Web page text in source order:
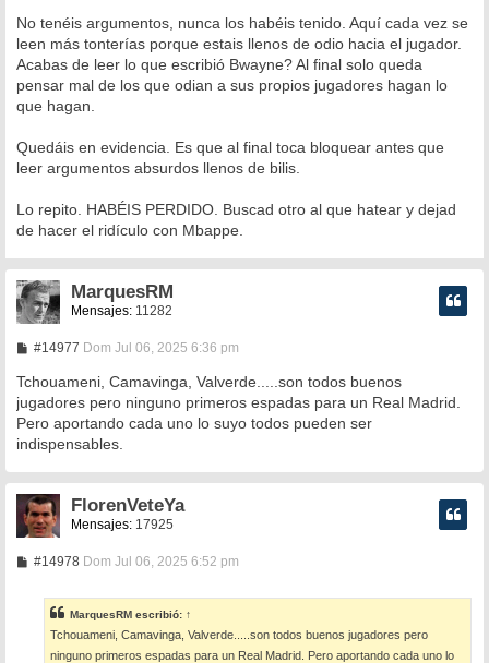
No tenéis argumentos, nunca los habéis tenido. Aquí cada vez se
leen más tonterías porque estais llenos de odio hacia el jugador.
Acabas de leer lo que escribió Bwayne? Al final solo queda
pensar mal de los que odian a sus propios jugadores hagan lo
que hagan.
Quedáis en evidencia. Es que al final toca bloquear antes que
leer argumentos absurdos llenos de bilis.
Lo repito. HABÉIS PERDIDO. Buscad otro al que hatear y dejad
de hacer el ridículo con Mbappe.
MarquesRM
Mensajes: 11282
#14977M
n
a
j
e
Dom Jul 06, 2025 6:36 pm
Tchouameni, Camavinga, Valverde.....son todos buenos
jugadores pero ninguno primeros espadas para un Real Madrid.
Pero aportando cada uno lo suyo todos pueden ser
indispensables.
FlorenVeteYa
Mensajes: 17925
#14978M
a
j
e
Dom Jul 06, 2025 6:52 pm
MarquesRM escribió: ↑
Tchouameni, Camavinga, Valverde.....son todos buenos jugadores pero
ninguno primeros espadas para un Real Madrid. Pero aportando cada uno lo